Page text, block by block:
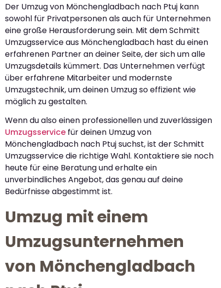
Der Umzug von Mönchengladbach nach Ptuj kann
sowohl für Privatpersonen als auch für Unternehmen
eine große Herausforderung sein. Mit dem Schmitt
Umzugsservice aus Mönchengladbach hast du einen
erfahrenen Partner an deiner Seite, der sich um alle
Umzugsdetails kümmert. Das Unternehmen verfügt
über erfahrene Mitarbeiter und modernste
Umzugstechnik, um deinen Umzug so effizient wie
möglich zu gestalten.
Wenn du also einen professionellen und zuverlässigen
Umzugsservice für deinen Umzug von
Mönchengladbach nach Ptuj suchst, ist der Schmitt
Umzugsservice die richtige Wahl. Kontaktiere sie noch
heute für eine Beratung und erhalte ein
unverbindliches Angebot, das genau auf deine
Bedürfnisse abgestimmt ist.
Umzug mit einem
Umzugsunternehmen
von Mönchengladbach